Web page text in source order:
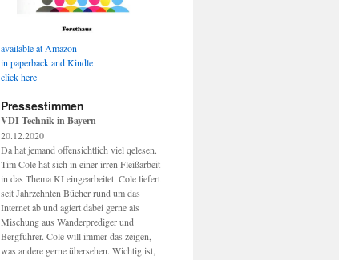
available at Amazon
in paperback and Kindle
click here
Pressestimmen
VDI Technik in Bayern
20.12.2020
Da hat jemand offensichtlich viel qelesen.
Tim Cole hat sich in einer irren Fleißarbeit
in das Thema KI eingearbeitet. Cole liefert
seit Jahrzehnten Bücher rund um das
Internet ab und agiert dabei gerne als
Mischung aus Wanderprediger und
Bergführer. Cole will immer das zeigen,
was andere gerne übersehen. Wichtig ist,